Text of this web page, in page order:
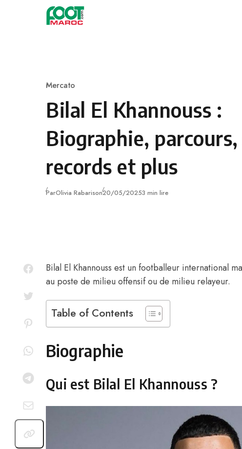
Skip to content
Category
Mercato
Bilal El Khannouss :
Biographie,
records et plus
ParOlivia RabarisonPublié
20/05/20253 min lire
Bilal El Khannouss est un footballeur international
au poste de milieu offensif ou de milieu relayeur.
Table of Contents
Biographie
Qui est Bilal El Khannouss ?